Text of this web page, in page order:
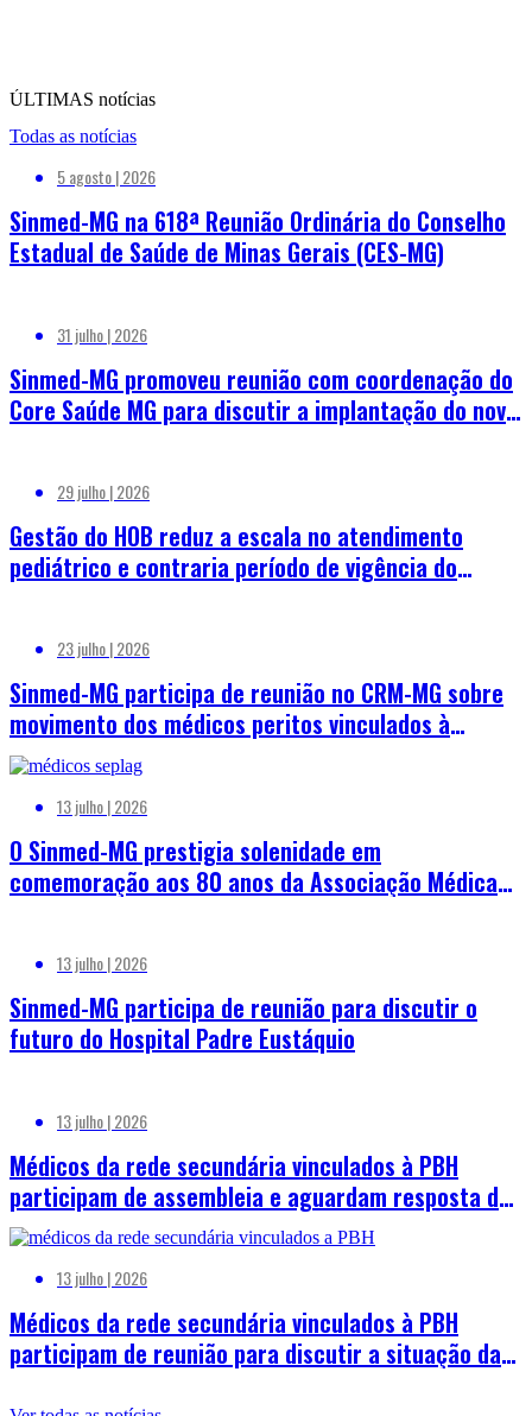
ÚLTIMAS notícias
Todas as notícias
5 agosto | 2026
Sinmed-MG na 618ª Reunião Ordinária do Conselho
Estadual de Saúde de Minas Gerais (CES-MG)
31 julho | 2026
Sinmed-MG promoveu reunião com coordenação do
Core Saúde MG para discutir a implantação do novo
29 julho | 2026
Gestão do HOB reduz a escala no atendimento
pediátrico e contraria período de vigência do
respiratórias
23 julho | 2026
Sinmed-MG participa de reunião no CRM-MG sobre
movimento dos médicos peritos vinculados à
SEPLAG-MG
13 julho | 2026
O Sinmed-MG prestigia solenidade em
comemoração aos 80 anos da Associação Médica
13 julho | 2026
Sinmed-MG participa de reunião para discutir o
futuro do Hospital Padre Eustáquio
13 julho | 2026
Médicos da rede secundária vinculados à PBH
participam de assembleia e aguardam resposta da
gestão municipal sobre demandas da categoria
13 julho | 2026
Médicos da rede secundária vinculados à PBH
participam de reunião para discutir a situação da